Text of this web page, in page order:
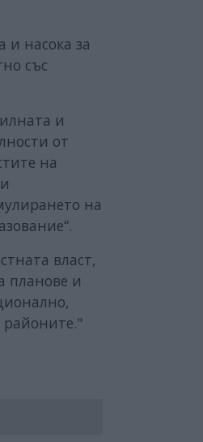
и насока за
със
и
от
на
на
власт,
планове и